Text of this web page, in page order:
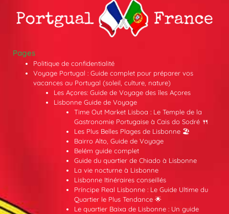
Pages
Politique de confidentialité
Voyage Portugal : Guide complet pour préparer vos
vacances au Portugal (soleil, culture, nature)
Les Açores: Guide de Voyage des îles Açores
Lisbonne Guide de Voyage
Time Out Market Lisboa : Le Temple de la
Gastronomie Portugaise à Cais do Sodré 🍴
Les Plus Belles Plages de Lisbonne 🏖️
Bairro Alto, Guide de Voyage
Belém guide complet
Guide du quartier de Chiado à Lisbonne
La vie nocturne à Lisbonne
Lisbonne Itinéraires conseillés
Príncipe Real Lisbonne : Le Guide Ultime du
Quartier le Plus Tendance 🌟
Le quartier Baixa de Lisbonne : Un guide